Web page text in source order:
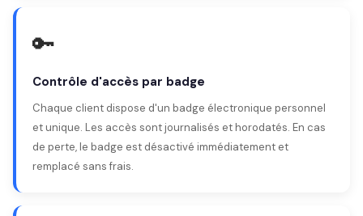
🔑
Contrôle d'accès par badge
Chaque client dispose d'un badge électronique personnel
et unique. Les accès sont journalisés et horodatés. En cas
de perte, le badge est désactivé immédiatement et
remplacé sans frais.